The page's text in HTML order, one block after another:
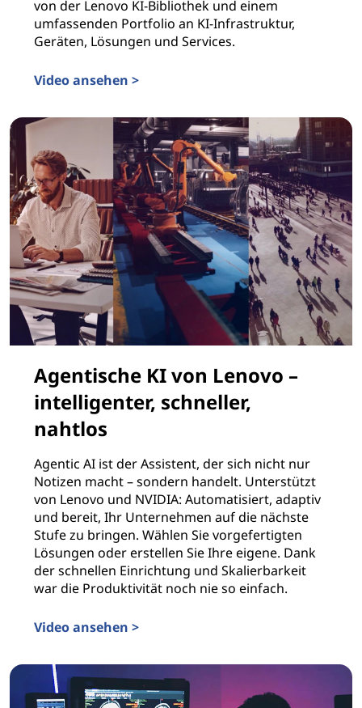
von der Lenovo KI-Bibliothek und einem
umfassenden Portfolio an KI-Infrastruktur,
Geräten, Lösungen und Services.
Video ansehen >
Agentische KI von Lenovo –
intelligenter, schneller,
nahtlos
Agentic AI ist der Assistent, der sich nicht nur
Notizen macht – sondern handelt. Unterstützt
von Lenovo und NVIDIA: Automatisiert, adaptiv
und bereit, Ihr Unternehmen auf die nächste
Stufe zu bringen. Wählen Sie vorgefertigten
Lösungen oder erstellen Sie Ihre eigene. Dank
der schnellen Einrichtung und Skalierbarkeit
war die Produktivität noch nie so einfach.
Video ansehen >